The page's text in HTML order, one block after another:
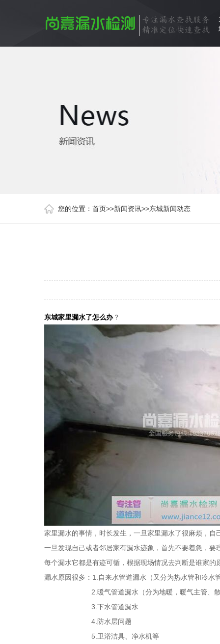
您的位置： 首页>>新闻资讯>>东城新闻动态
东城家里漏水了怎么办？
家里漏水的事情，时长发生，一旦家里漏水了很麻烦，
一旦发现自己或者邻居家有漏水迹象，首先不要着急，要
每个漏水它都是有迹可循，根据现场情况去判断是谁家
漏水原因很多：1.自来水管道漏水（又分为热水管和冷水
2.暖气管道漏水（分为地暖，暖气主管、散热
3.下水管道漏水
4.防水层问题
5.卫浴洁具、净水机等